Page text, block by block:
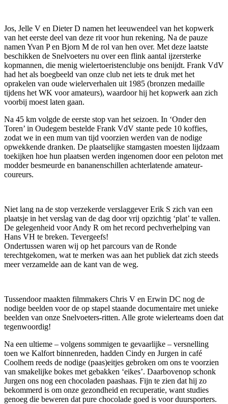
Jos, Jelle V en Dieter D namen het leeuwendeel van het kopwerk
van het eerste deel van deze rit voor hun rekening. Na de pauze
namen Yvan P en Bjorn M de rol van hen over. Met deze laatste
beschikken de Snelvoeters nu over een flink aantal ijzersterke
kopmannen, die menig wielertoeristenclubje ons benijdt. Frank VdV
had het als boegbeeld van onze club net iets te druk met het
oprakelen van oude wielerverhalen uit 1985 (bronzen medaille
tijdens het WK voor amateurs), waardoor hij het kopwerk aan zich
voorbij moest laten gaan.
Na 45 km volgde de eerste stop van het seizoen. In ‘Onder den
Toren’ in Oudegem bestelde Frank VdV stante pede 10 koffies,
zodat we in een mum van tijd voorzien werden van de nodige
opwekkende dranken. De plaatselijke stamgasten moesten lijdzaam
toekijken hoe hun plaatsen werden ingenomen door een peloton met
modder besmeurde en bananenschillen achterlatende amateur-
coureurs.
Niet lang na de stop verzekerde verslaggever Erik S zich van een
plaatsje in het verslag van de dag door vrij opzichtig ‘plat’ te vallen.
De gelegenheid voor Andy R om het record pechverhelping van
Hans VH te breken. Tevergeefs!
Ondertussen waren wij op het parcours van de Ronde
terechtgekomen, wat te merken was aan het publiek dat zich steeds
meer verzamelde aan de kant van de weg.
Tussendoor maakten filmmakers Chris V en Erwin DC nog de
nodige beelden voor de op stapel staande documentaire met unieke
beelden van onze Snelvoeters-ritten. Alle grote wielerteams doen dat
tegenwoordig!
Na een ultieme – volgens sommigen te gevaarlijke – versnelling
toen we Kalfort binnenreden, hadden Cindy en Jurgen in café
Coolhem reeds de nodige (paas)eitjes gebroken om ons te voorzien
van smakelijke bokes met gebakken ‘eikes’. Daarbovenop schonk
Jurgen ons nog een chocoladen paashaas. Fijn te zien dat hij zo
bekommerd is om onze gezondheid en recuperatie, want studies
genoeg die beweren dat pure chocolade goed is voor duursporters.